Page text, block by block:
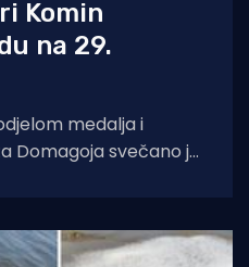
Komin
na 29.
medalja i
Domagoja svečano je